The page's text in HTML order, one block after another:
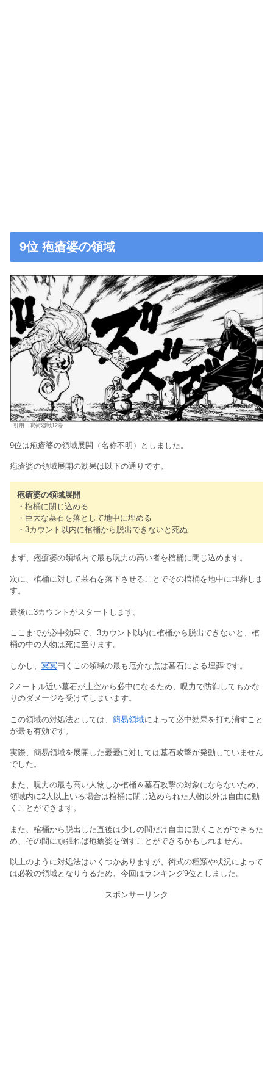
9位 疱瘡婆の領域
引用：呪術廻戦12巻
9位は疱瘡婆の領域展開（名称不明）としました。
疱瘡婆の領域展開の効果は以下の通りです。
疱瘡婆の領域展開
・棺桶に閉じ込める
・巨大な墓石を落として地中に埋める
・3カウント以内に棺桶から脱出できないと死ぬ
まず、疱瘡婆の領域内で最も呪力の高い者を棺桶に閉じ込めます。
次に、棺桶に対して墓石を落下させることでその棺桶を地中に埋葬しま
す。
最後に3カウントがスタートします。
ここまでが必中効果で、3カウント以内に棺桶から脱出できないと、棺
桶の中の人物は死に至ります。
しかし、 冥冥曰くこの領域の最も厄介な点は墓石による埋葬です。
2メートル近い墓石が上空から必中になるため、呪力で防御してもかな
りのダメージを受けてしまいます。
この領域の対処法としては、 簡易領域によって必中効果を打ち消すこと
が最も有効です。
実際、簡易領域を展開した憂憂に対しては墓石攻撃が発動していません
でした。
また、呪力の最も高い人物しか棺桶＆墓石攻撃の対象にならないため、
領域内に2人以上いる場合は棺桶に閉じ込められた人物以外は自由に動
くことができます。
また、棺桶から脱出した直後は少しの間だけ自由に動くことができるた
め、その間に頑張れば疱瘡婆を倒すことができるかもしれません。
以上のように対処法はいくつかありますが、術式の種類や状況によって
は必殺の領域となりうるため、今回はランキング9位としました。
スポンサーリンク